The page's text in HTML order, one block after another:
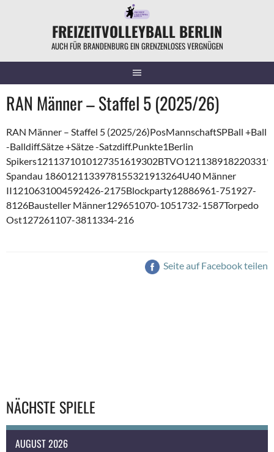
FREIZEITVOLLEYBALL BERLIN
AUCH FÜR BRANDENBURG EIN GRENZENLOSES VERGNÜGEN
RAN Männer – Staffel 5 (2025/26)
RAN Männer – Staffel 5 (2025/26)PosMannschaftSPBall +Ball
-Balldiff.Sätze +Sätze -Satzdiff.Punkte1Berlin
Spandau 1860121133978155321913264U40 Männer
II1210631004592426-2175Blockparty12886961-751927-
8126Bausteller Männer129651070-1051732-1587Torpedo
Ost127261107-3811334-216
Seite auf Facebook teilen
NÄCHSTE SPIELE
AUGUST 2026